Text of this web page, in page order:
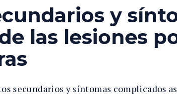
y
las lesiones
secundarios y síntomas complicados